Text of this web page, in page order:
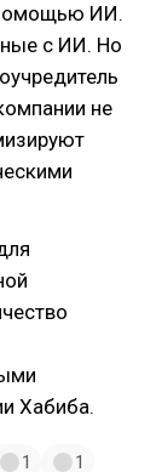
ИИ.
с ИИ. Но
не
Хабиба.
1 1